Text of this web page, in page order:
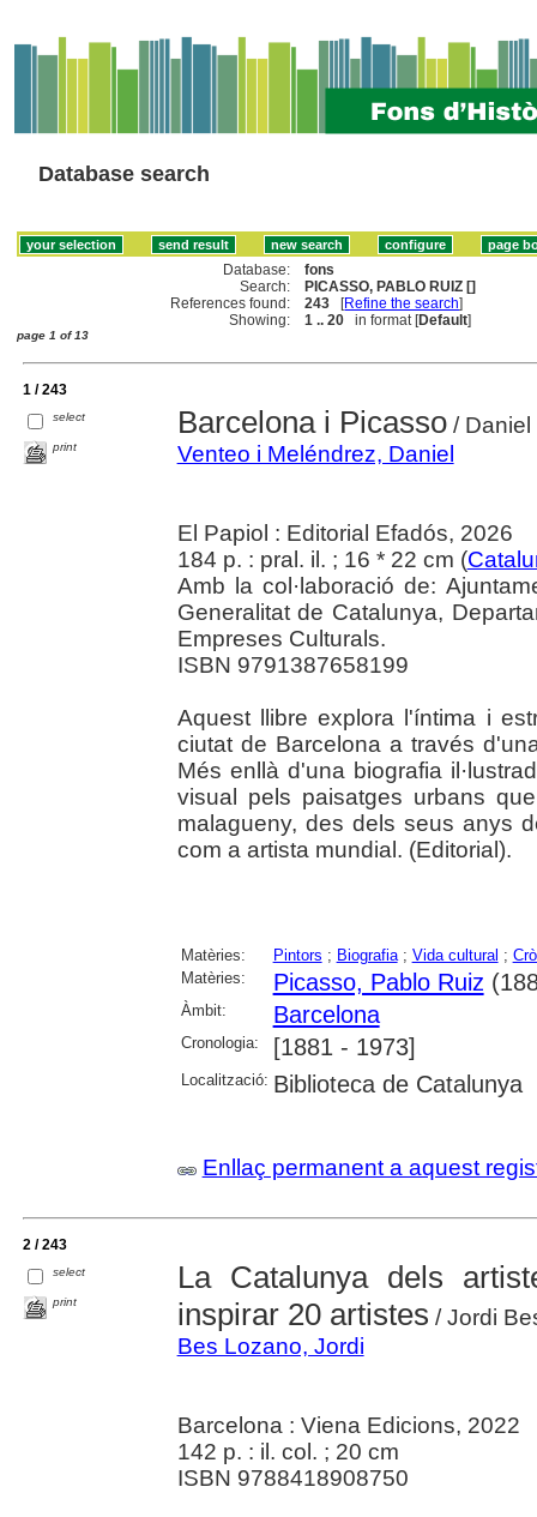
Database search
Database:
fons
Search:
PICASSO, PABLO RUIZ []
References found:
243 [Refine the search]
Showing:
1 .. 20 in format [Default]
page 1 of 13
1 / 243
select
print
Barcelona i Picasso/ Daniel
Venteo i Meléndrez, Daniel
El Papiol : Editorial Efadós, 2026
184 p. : pral. il. ; 16 * 22 cm (
Amb la col·laboració de:
Generalitat de Catalunya,
Empreses Culturals.
ISBN 9791387658199
Aquest llibre explora l'íntima i
ciutat de Barcelona a través
Més enllà d'una biografia
visual pels paisatges urbans
malagueny, des dels seus anys
com a artista mundial. (Editorial).
Matèries: Pintors ; Biografia; Vida cultural ;
Matèries:
Picasso, Pablo Ruiz
Àmbit: Barcelona
Cronologia: [1881 - 1973]
Localització: Biblioteca de Catalunya
Enllaç permanent a aquest
2 / 243
select
print
La Catalunya dels
inspirar 20 artistes / Jordi
Bes Lozano, Jordi
Barcelona : Viena Edicions, 2022
142 p. : il. col. ; 20 cm
ISBN 9788418908750